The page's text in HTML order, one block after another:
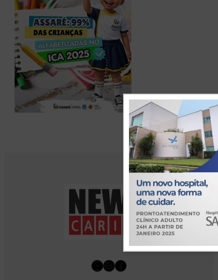
Youtube
Instagram
Facebook